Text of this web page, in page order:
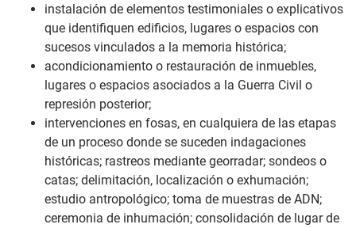
instalación de elementos testimoniales o explicativos
que identifiquen edificios, lugares o espacios con
sucesos vinculados a la memoria histórica;
acondicionamiento o restauración de inmuebles,
lugares o espacios asociados a la Guerra Civil o
represión posterior;
intervenciones en fosas, en cualquiera de las etapas
de un proceso donde se suceden indagaciones
históricas; rastreos mediante georradar; sondeos o
catas; delimitación, localización o exhumación;
estudio antropológico; toma de muestras de ADN;
ceremonia de inhumación; consolidación de lugar de